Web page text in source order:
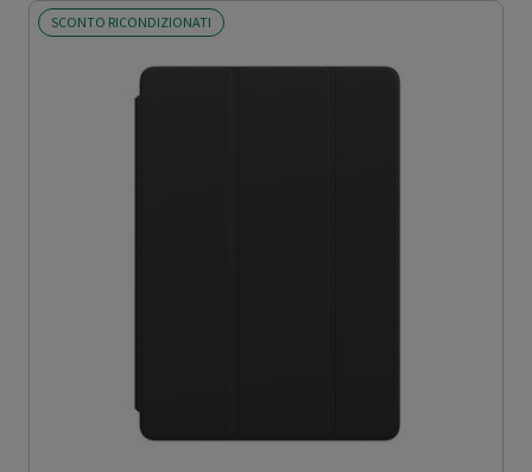
SCONTO RICONDIZIONATI